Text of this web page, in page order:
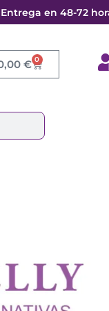
Entrega en 48-72
€ 0
Cart